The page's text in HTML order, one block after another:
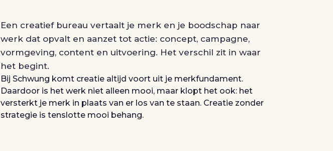
Een creatief bureau vertaalt je merk en je boodschap naar
werk dat opvalt en aanzet tot actie: concept, campagne,
vormgeving, content en uitvoering. Het verschil zit in waar
het begint.
Bij Schwung komt creatie altijd voort uit je merkfundament.
Daardoor is het werk niet alleen mooi, maar klopt het ook: het
versterkt je merk in plaats van er los van te staan. Creatie zonder
strategie is tenslotte mooi behang.